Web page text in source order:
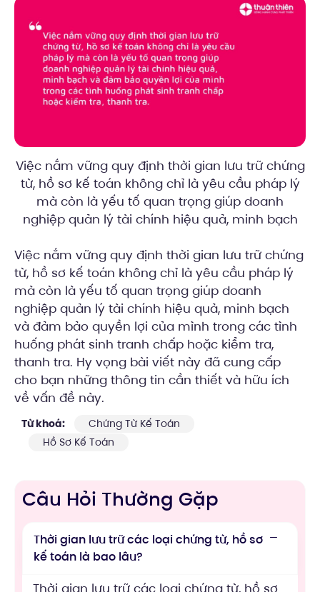
Việc nắm vững quy định thời gian lưu trữ chứng
từ, hồ sơ kế toán không chỉ là yêu cầu pháp lý
mà còn là yếu tố quan trọng giúp doanh
nghiệp quản lý tài chính hiệu quả, minh bạch
Việc nắm vững quy định thời gian lưu trữ chứng
từ, hồ sơ kế toán không chỉ là yêu cầu pháp lý
mà còn là yếu tố quan trọng giúp doanh
nghiệp quản lý tài chính hiệu quả, minh bạch
và đảm bảo quyền lợi của mình trong các tình
huống phát sinh tranh chấp hoặc kiểm tra,
thanh tra. Hy vọng bài viết này đã cung cấp
cho bạn những thông tin cần thiết và hữu ích
về vấn đề này.
Từ khoá:
Chứng Từ Kế Toán
Hồ Sơ Kế Toán
Câu Hỏi Thường Gặp
Thời gian lưu trữ các loại chứng từ, hồ sơ
kế toán là bao lâu?